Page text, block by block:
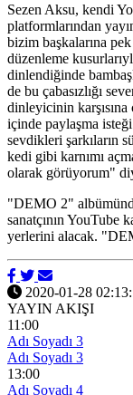
Sezen Aksu, kendi
platformlarından
bizim başkalarına
düzenleme
dinlendiğinde
de bu çabasızlığı
dinleyicinin
içinde paylaşma
sevdikleri şarkıların
kedi gibi karnımı
olarak görüyorum"
"DEMO 2"
sanatçının YouTube
yerlerini alacak.
2020-01-28
YAYIN AKIŞI
11:00
Adı Soyadı 3
Adı Soyadı 3
13:00
Adı Soyadı 4